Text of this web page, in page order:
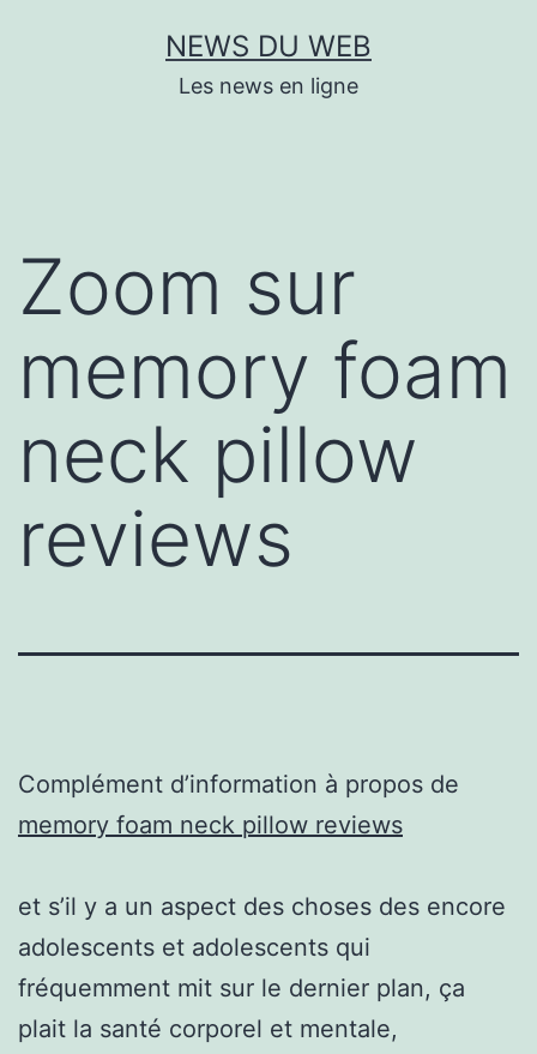
NEWS DU WEB
Les news en ligne
Zoom sur
memory foam
neck pillow
reviews
Complément d’information à propos de
memory foam neck pillow reviews
et s’il y a un aspect des choses des encore
adolescents et adolescents qui
fréquemment mit sur le dernier plan, ça
plait la santé corporel et mentale,